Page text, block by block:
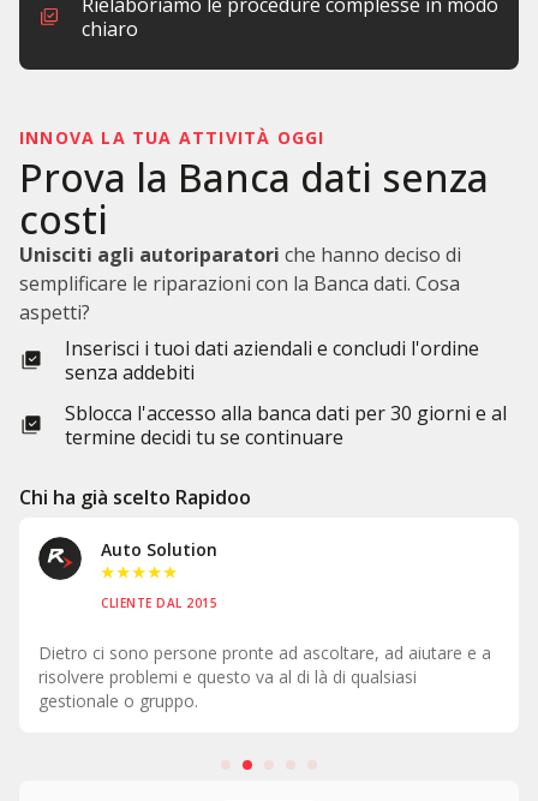
chiaro
INNOVA LA TUA ATTIVITÀ OGGI​
Prova la Banca dati senza
costi​
Unisciti agli autoriparatori che hanno deciso di
semplificare le riparazioni con la Banca dati. Cosa
aspetti?​
Inserisci i tuoi dati aziendali e concludi l'ordine
senza addebiti
Sblocca l'accesso alla banca dati per 30 giorni e al
termine decidi tu se continuare
Chi ha già scelto Rapidoo
Auto Solution
★★★★★
CLIENTE DAL 2015
Dietro ci sono persone pronte ad ascoltare, ad aiutare e a
risolvere problemi e questo va al di là di qualsiasi
gestionale o gruppo.